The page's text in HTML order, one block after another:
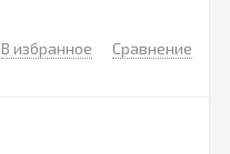
В избранное Сравнение